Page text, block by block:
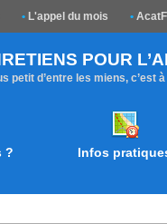
• L'appel du mois •
POUR
petit d’entre les miens, c’est
? Infos